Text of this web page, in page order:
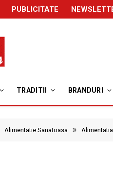
PUBLICITATE
TRADITII BRANDURI
Alimentatie Sanatoasa »